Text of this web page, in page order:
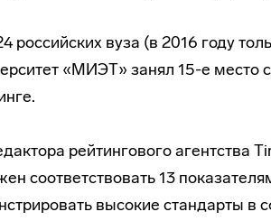
российских вуза (в 2016 году
«МИЭТ» занял 15-е место
рейтингового агентства
соответствовать 13
высокие стандарты в